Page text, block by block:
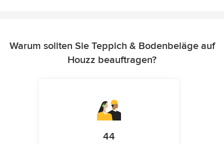
Warum sollten Sie Teppich & Bodenbeläge auf
Houzz beauftragen?
44